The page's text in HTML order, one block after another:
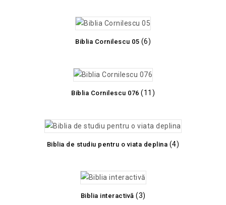
Biblia Cornilescu 05 (6)
Biblia Cornilescu 076 (11)
Biblia de studiu pentru o viata deplina (4)
Biblia interactivă (3)